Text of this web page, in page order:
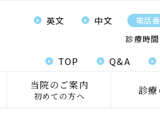
当院のご案内
初めての方へ 診
英文 中文 電話
診療時間
TOP Q&A